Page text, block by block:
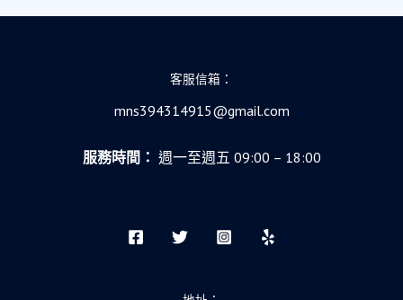
客服信箱：
mns394314915@gmail.com
服務時間： 週一至週五 09:00 – 18:00